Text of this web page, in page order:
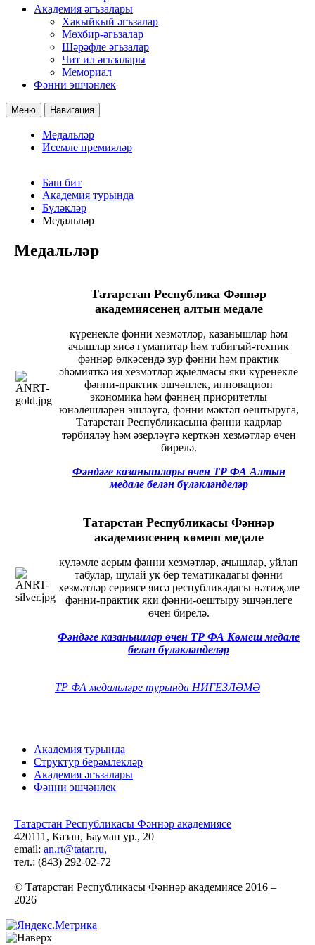
Академия әгъзалары
Хакыйкый әгъзалар
Мөхбир-әгьзалар
Шәрәфле әгьзалар
Чит ил әгьзалары
Мемориал
Фәнни эшчәнлек
Меню Навигация
Медальләр
Исемле премияләр
Баш бит
Академия турында
Бүләкләр
Медальләр
Медальләр
Татарстан Республика Фәннәр
академиясенең алтын медале
күренекле фәнни хезмәтләр, казанышлар һәм
ачышлар яисә гуманитар һәм табигый-техник
фәннәр өлкәсендә зур фәнни һәм практик
әһәмияткә ия хезмәтләр җыелмасы яки күренекле
фәнни-практик эшчәнлек, инновацион
экономика һәм фәннең приоритетлы
юнәлешләрен эшләүгә, фәнни мәктәп оештыруга,
Татарстан Республикасына фәнни кадрлар
тәрбияләү һәм әзерләүгә керткән хезмәтләр өчен
бирелә.
Фәндәге казанышлары өчен ТР ФА Алтын
медале белән бүләкләнделәр
Татарстан Республикасы Фәннәр
академиясенең көмеш медале
күләмле аерым фәнни хезмәтләр, ачышлар, уйлап
табулар, шулай ук бер тематикадагы фәнни
хезмәтләр сериясе яисә республикадагы нәтиҗәле
фәнни-практик яки фәнни-оештыру эшчәнлеге
өчен бирелә.
Фәндәге казанышлар өчен ТР ФА Көмеш медале
белән бүләкләнделәр
ТР ФА медальләре турында НИГЕЗЛӘМӘ
Академия турында
Структур берәмлекләр
Академия әгъзалары
Фәнни эшчәнлек
Татарстан Республикасы Фәннәр академиясе
420111, Казан, Бауман ур., 20
email: an.rt@tatar.ru,
тел.: (843) 292-02-72
© Татарстан Республикасы Фәннәр академиясе 2016 –
2026